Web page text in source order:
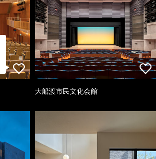
大船渡市民文化会館